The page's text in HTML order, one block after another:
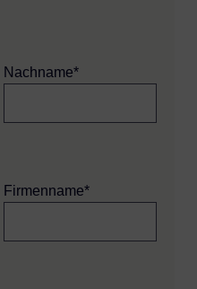
Nachname*
Firmenname*